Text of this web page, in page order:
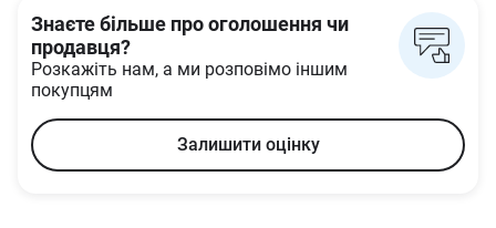
Знаєте більше про оголошення чи
продавця?
Розкажіть нам, а ми розповімо іншим
покупцям
Залишити оцінку